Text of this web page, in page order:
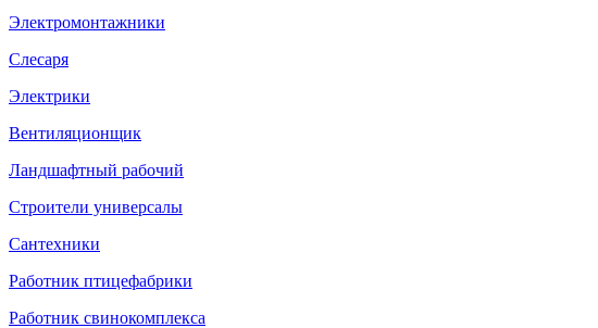
Электромонтажники
Слесаря
Электрики
Вентиляционщик
Ландшафтный рабочий
Строители универсалы
Сантехники
Работник птицефабрики
Работник свинокомплекса